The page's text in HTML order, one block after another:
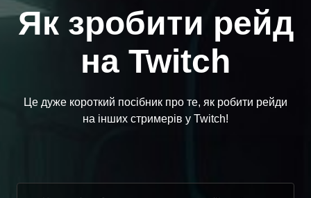
Як зробити рейд
на Twitch
Це дуже короткий посібник про те, як робити рейди
на інших стримерів у Twitch!